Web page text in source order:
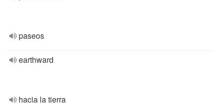
paseos
earthward
hacia la tierra